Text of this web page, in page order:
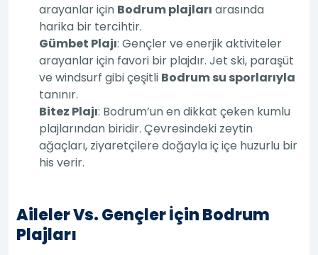
arayanlar için Bodrum plajları arasında
harika bir tercihtir.
Gümbet Plajı: Gençler ve enerjik aktiviteler
arayanlar için favori bir plajdır. Jet ski, paraşüt
ve windsurf gibi çeşitli Bodrum su sporlarıyla
tanınır.
Bitez Plajı: Bodrum’un en dikkat çeken kumlu
plajlarından biridir. Çevresindeki zeytin
ağaçları, ziyaretçilere doğayla iç içe huzurlu bir
his verir.
Aileler Vs. Gençler İçin Bodrum
Plajları